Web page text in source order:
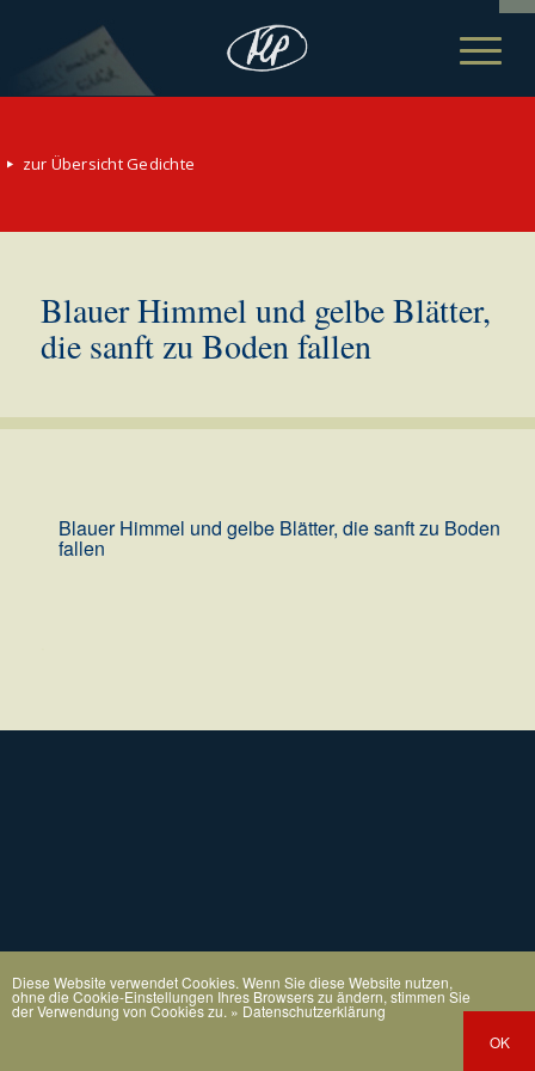
zur Übersicht Gedichte
Blauer Himmel und gelbe Blätter,
die sanft zu Boden fallen
Blauer Himmel und gelbe Blätter, die sanft zu Boden
fallen
Diese Website verwendet Cookies. Wenn Sie diese Website nutzen,
ohne die Cookie-Einstellungen Ihres Browsers zu ändern, stimmen Sie
der Verwendung von Cookies zu. » Datenschutzerklärung
OK